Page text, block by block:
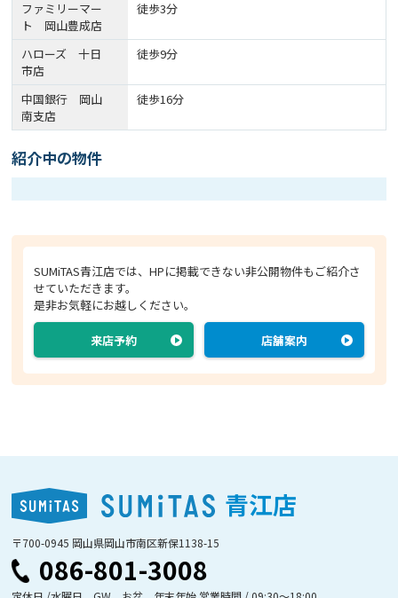
ファミリーマー
ト 岡山豊成店
徒歩3分
ハローズ 十日
市店
徒歩9分
中国銀行 岡山
南支店
徒歩16分
紹介中の物件
SUMiTAS青江店では、HPに掲載できない非公開物件もご紹介さ
せていただきます。
是非お気軽にお越しください。
来店予約 店舗案内
青江店
〒700-0945 岡山県岡山市南区新保1138-15
086-801-3008